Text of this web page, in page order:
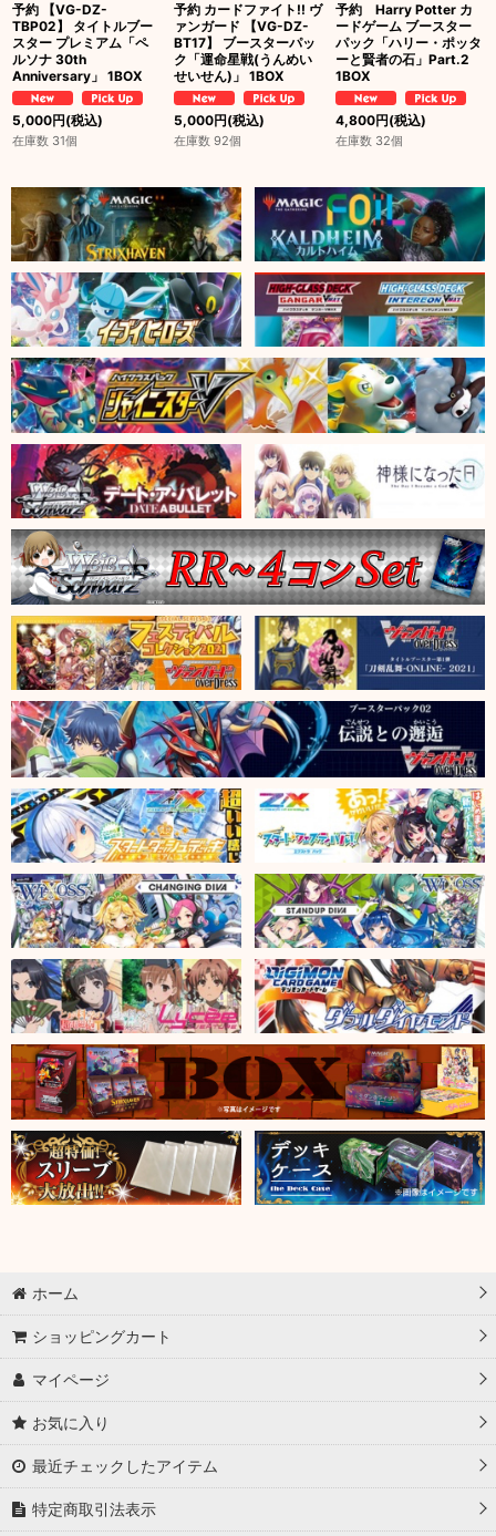
予約 【VG-DZ-
TBP02】 タイトルブー
スター プレミアム「ペ
ルソナ 30th
Anniversary」 1BOX
5,000円(税込)
在庫数 31個
予約 カードファイト!! ヴ
ァンガード 【VG-DZ-
BT17】 ブースターパッ
ク「運命星戦(うんめい
せいせん)」 1BOX
5,000円(税込)
在庫数 92個
予約 Harry Potter カ
ードゲーム ブースター
パック「ハリー・ポッタ
ーと賢者の石」Part.2
1BOX
4,800円(税込)
在庫数 32個
ホーム
ショッピングカート
マイページ
お気に入り
最近チェックしたアイテム
特定商取引法表示